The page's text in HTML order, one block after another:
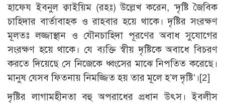
হাফেয ইবনুল ক্বাইয়িম (রহঃ) উল্লেখ করেন, ‘দৃষ্টি জৈবিক
চাহিদার বার্তাবাহক ও রাহবার হয়ে থাকে। দৃষ্টির সংরক্ষণ
মূলতঃ লজ্জাস্থান ও যৌনচাহিদা পূরণের অবাধ সুযোগের
সংরক্ষণ হয়ে থাকে। যে ব্যক্তি স্বীয় দৃষ্টিকে অবাধে বিচরণ
করতে দিয়েছে সে নিজেকে ধ্বংসের মাঝে নিপতিত করেছে।
মানুষ যেসব ফিতনায় নিমজ্জিত হয় তার মূলে হ’ল দৃষ্টি’।[2]
দৃষ্টির লাগামহীনতা বহু অপরাধের প্রধান উৎস। ইবলীস